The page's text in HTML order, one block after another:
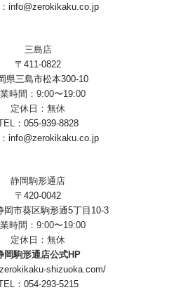
info@zerokikaku.co.jp
三島店
〒411-0822
県三島市松本300-10
時間：9:00〜19:00
定休日：無休
： 055-939-8828
info@zerokikaku.co.jp
静岡駒形通店
〒420-0042
岡市葵区駒形通5丁目10-3
時間：9:00〜19:00
定休日：無休
岡駒形通店公式HP
shizuoka.com/
： 054-293-5215